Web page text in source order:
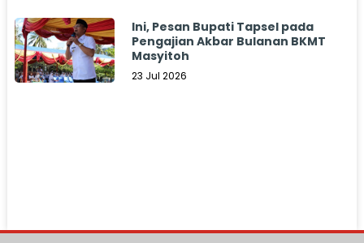
Ini, Pesan Bupati Tapsel pada
Pengajian Akbar Bulanan BKMT
Masyitoh
23 Jul 2026